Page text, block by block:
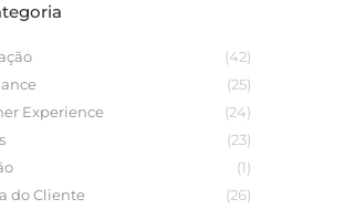
(42)
(25)
Experience
(24)
(23)
(1)
do Cliente
(26)